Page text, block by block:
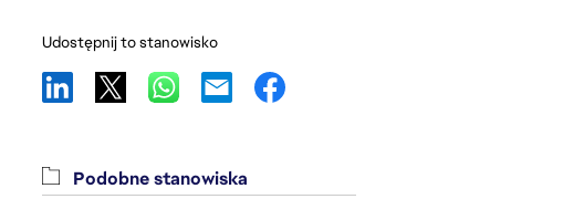
Udostępnij to stanowisko
Podobne stanowiska